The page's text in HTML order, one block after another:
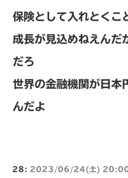
保険として入れとくこ
成長が見込めねえんだ
だろ
世界の金融機関が日本
んだよ
28: 2023/06/24(土)